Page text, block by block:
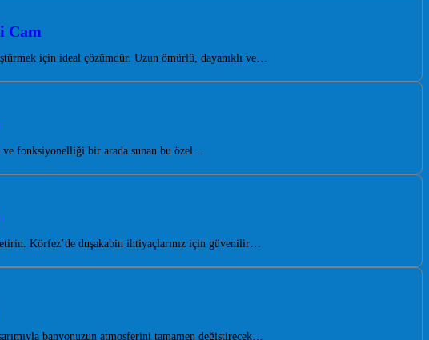
Cam
için ideal çözümdür. Uzun ömürlü, dayanıklı ve…
ve fonksiyonelliği bir arada sunan bu özel…
Körfez’de duşakabin ihtiyaçlarınız için güvenilir…
banyonuzun atmosferini tamamen değiştirecek…